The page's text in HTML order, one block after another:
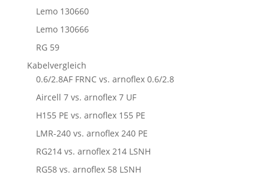
Lemo 130660
Lemo 130666
RG 59
Kabelvergleich
0.6/2.8AF FRNC vs. arnoflex 0.6/2.8
Aircell 7 vs. arnoflex 7 UF
H155 PE vs. arnoflex 155 PE
LMR-240 vs. arnoflex 240 PE
RG214 vs. arnoflex 214 LSNH
RG58 vs. arnoflex 58 LSNH